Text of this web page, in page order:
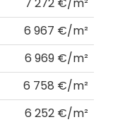
6 967 €/m²
6 969 €/m²
6 758 €/m²
6 252 €/m²